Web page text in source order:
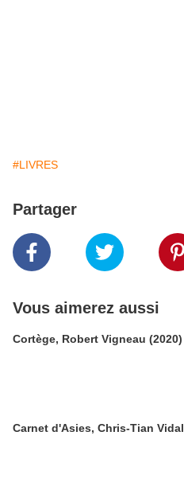
#LIVRES
Partager
Vous aimerez aussi
Cortège, Robert Vigneau (2020)
Carnet d'Asies, Chris-Tian Vidal